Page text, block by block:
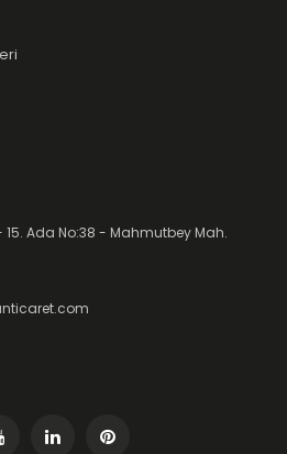
15. Ada No:38 - Mahmutbey Mah.